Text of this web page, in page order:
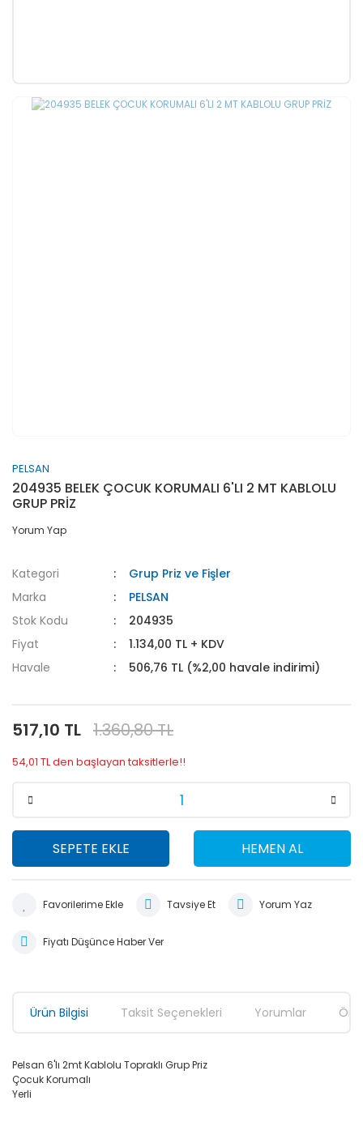
PELSAN
204935 BELEK ÇOCUK KORUMALI 6'LI 2 MT KABLOLU
GRUP PRİZ
Yorum Yap
Kategori
Grup Priz ve Fişler
Marka
PELSAN
Stok Kodu
204935
Fiyat
1.134,00 TL + KDV
Havale
506,76 TL (%2,00 havale indirimi)
517,10 TL 1.360,80 TL
54,01 TL den başlayan taksitlerle!!
SEPETE EKLE HEMEN AL
Tavsiye Et Yorum Yaz
Fiyatı Düşünce Haber Ver
Ürün Bilgisi Taksit Seçenekleri Yorumlar
Pelsan 6'lı 2mt Kablolu Topraklı Grup Priz
Çocuk Korumalı
Yerli